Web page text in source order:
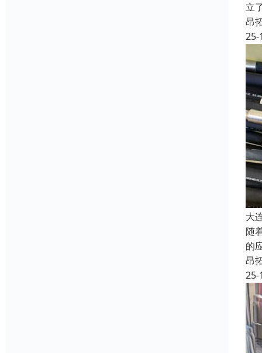
立
昂
25-
大
随
的
昂
25-